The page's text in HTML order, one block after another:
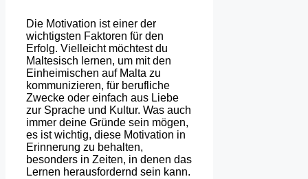
Die Motivation ist einer der
wichtigsten Faktoren für den
Erfolg. Vielleicht möchtest du
Maltesisch lernen, um mit den
Einheimischen auf Malta zu
kommunizieren, für berufliche
Zwecke oder einfach aus Liebe
zur Sprache und Kultur. Was auch
immer deine Gründe sein mögen,
es ist wichtig, diese Motivation in
Erinnerung zu behalten,
besonders in Zeiten, in denen das
Lernen herausfordernd sein kann.